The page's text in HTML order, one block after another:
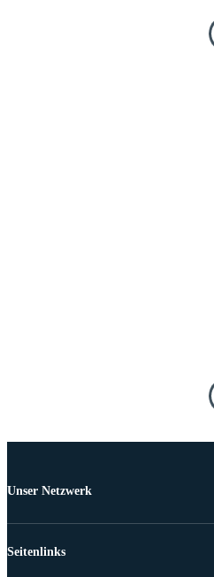
Unser Netzwerk
Seitenlinks